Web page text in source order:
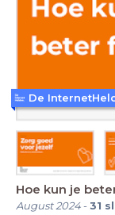
Hoe kun je
August 2024-31
De